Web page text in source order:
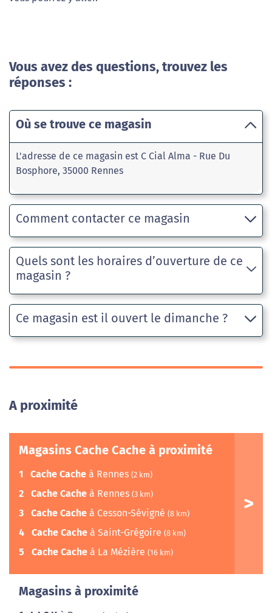
Vous avez des questions, trouvez les
réponses :
Où se trouve ce magasin
L'adresse de ce magasin est C Cial Alma - Rue Du
Bosphore, 35000 Rennes
Comment contacter ce magasin
Quels sont les horaires d’ouverture de ce
magasin ?
Ce magasin est il ouvert le dimanche ?
A proximité
Magasins Cache Cache à proximité
1 Cache Cache à Rennes (2 km)
2 Cache Cache à Rennes (3 km)
3 Cache Cache à Cesson-Sévigné (8 km)
4 Cache Cache à Saint-Grégoire (8 km)
5 Cache Cache à La Mézière (16 km)
Magasins à proximité